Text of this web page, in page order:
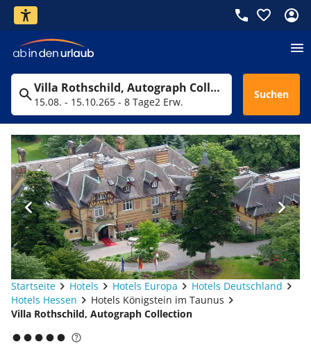
Villa Rothschild, Autograph Collection
15.08. - 15.10.265 - 8 Tage2 Erw.
Suchen
Startseite Hotels Hotels Europa
Hotels Deutschland
Hotels Hessen
Hotels Königstein im Taunus
Villa Rothschild, Autograph Collection